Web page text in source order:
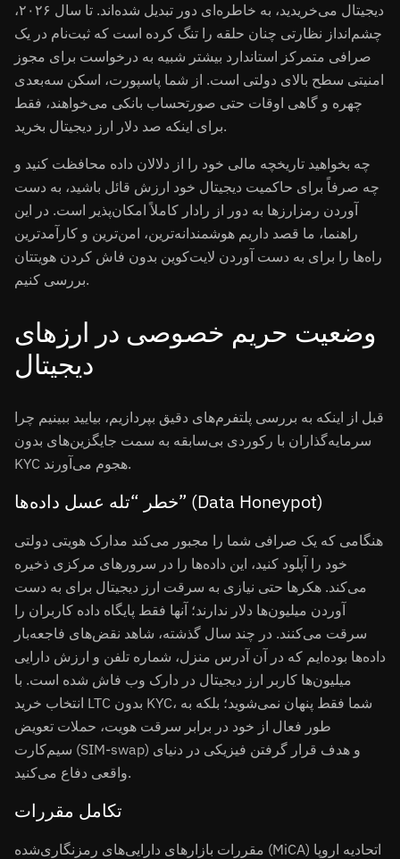
دیجیتال می‌خریدید، به خاطره‌ای دور تبدیل شده‌اند. تا سال ۲۰۲۶،
چشم‌انداز نظارتی چنان حلقه را تنگ کرده است که ثبت‌نام در یک
صرافی متمرکز استاندارد بیشتر شبیه به درخواست برای مجوز
امنیتی سطح بالای دولتی است. از شما پاسپورت، اسکن سه‌بعدی
چهره و گاهی اوقات حتی صورتحساب بانکی می‌خواهند، فقط
برای اینکه صد دلار ارز دیجیتال بخرید.
چه بخواهید تاریخچه مالی خود را از دلالان داده محافظت کنید و
چه صرفاً برای حاکمیت دیجیتال خود ارزش قائل باشید، به دست
آوردن رمزارزها به دور از رادار کاملاً امکان‌پذیر است. در این
راهنما، ما قصد داریم هوشمندانه‌ترین، امن‌ترین و کارآمدترین
راه‌ها را برای به دست آوردن لایت‌کوین بدون فاش کردن هویتتان
بررسی کنیم.
وضعیت حریم خصوصی در ارزهای
دیجیتال
قبل از اینکه به بررسی پلتفرم‌های دقیق بپردازیم، بیایید ببینیم چرا
سرمایه‌گذاران با رکوردی بی‌سابقه به سمت جایگزین‌های بدون
KYC هجوم می‌آورند.
خطر “تله عسل داده‌ها” (Data Honeypot)
هنگامی که یک صرافی شما را مجبور می‌کند مدارک هویتی دولتی
خود را آپلود کنید، این داده‌ها را در سرورهای مرکزی ذخیره
می‌کند. هکرها حتی نیازی به سرقت ارز دیجیتال برای به دست
آوردن میلیون‌ها دلار ندارند؛ آنها فقط پایگاه داده کاربران را
سرقت می‌کنند. در چند سال گذشته، شاهد نقض‌های فاجعه‌بار
داده‌ها بوده‌ایم که در آن آدرس منزل، شماره تلفن و ارزش دارایی
میلیون‌ها کاربر ارز دیجیتال در دارک وب فاش شده است. با
انتخاب خرید LTC بدون KYC، شما فقط پنهان نمی‌شوید؛ بلکه به
طور فعال از خود در برابر سرقت هویت، حملات تعویض
سیم‌کارت (SIM-swap) و هدف قرار گرفتن فیزیکی در دنیای
واقعی دفاع می‌کنید.
تکامل مقررات
مقررات بازارهای دارایی‌های رمزنگاری‌شده (MiCA) اتحادیه اروپا